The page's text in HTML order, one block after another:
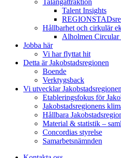
Talangattraktion
Talent Insights
Hållbarhet och cirkulär
Alholmen
Jobba här
Vi har flyttat hit
Detta är Jakobstadsregionen
Boende
Verktygsback
Vi utvecklar Jakobstadsregionen
Etableringsfokus för
Jakobstadsregionens
Hållbara
Material & statistik –
Concordias styrelse
Samarbetsnämnden